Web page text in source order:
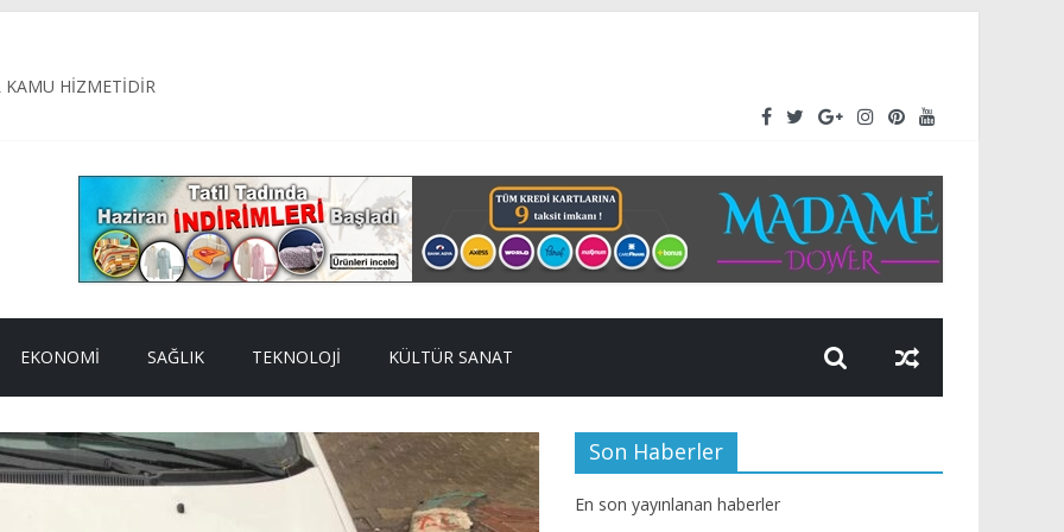
KAMU HİZMETİDİR
Adı Öne Çıkıyor
EKONOMI SAĞLIK TEKNOLOJI KÜLTÜR SANAT
Son Haberler
En son yayınlanan haberler